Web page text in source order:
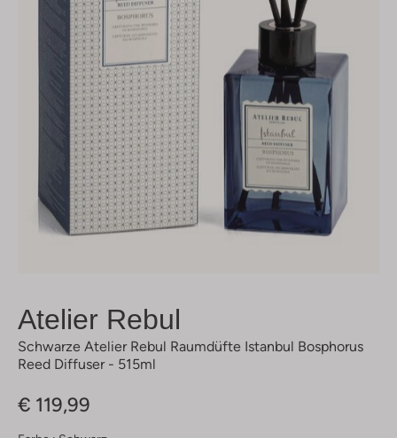
Atelier Rebul
Schwarze Atelier Rebul Raumdüfte Istanbul Bosphorus
Reed Diffuser - 515ml
€ 119,99